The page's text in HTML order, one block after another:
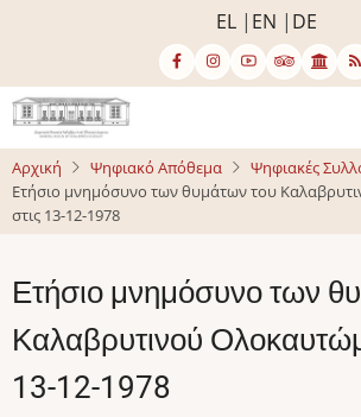
κυρίως
περιεχόμενο
EL EN DE
Αρχική Ψηφιακό Απόθεμα
Ψηφιακές
Ετήσιο μνημόσυνο των θυμάτων του
στις 13-12-1978
Ετήσιο μνημόσυνο των
Καλαβρυτινού
13-12-1978